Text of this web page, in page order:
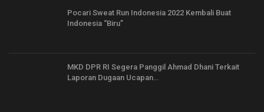
Pocari Sweat Run Indonesia 2022 Kembali Buat
Indonesia “Biru”
MKD DPR RI Segera Panggil Ahmad Dhani Terkait
Laporan Dugaan Ucapan…